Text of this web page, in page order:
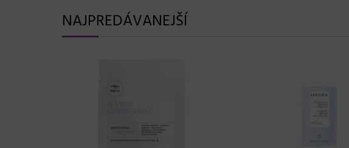
NAJPREDÁVANEJŠÍ